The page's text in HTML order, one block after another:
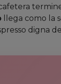
llega como la
digna